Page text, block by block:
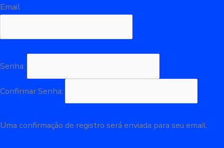
Email
Senha:
Confirmar Senha:
Uma confirmação de registro será enviada para seu email.